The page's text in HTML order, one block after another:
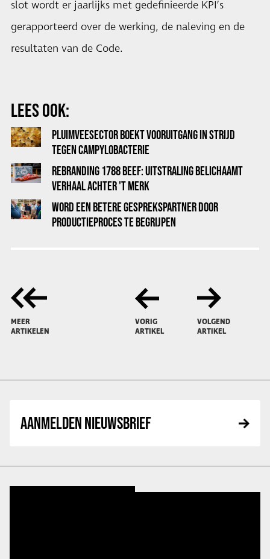
slot wordt er jaarlijks met gedefinieerde KPI’s
gerapporteerd over de werking, de naleving en de
resultaten van de Code.
LEES OOK:
PLUIMVEESECTOR BOEKT VOORUITGANG IN STRIJD
TEGEN CAMPYLOBACTERIE
REBRANDING 1788 BEEF: UITSTRALING BELICHAAMT
VERHAAL ACHTER 'T MERK
WORD EEN BETERE GESPREKSPARTNER DOOR
PRODUCTIEPROCES TE BEGRIJPEN
MEER
ARTIKELEN
VORIG
ARTIKEL
VOLGEND
ARTIKEL
AANMELDEN NIEUWSBRIEF